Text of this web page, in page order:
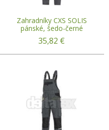
Zahradníky CXS SOLIS
pánské, šedo-černé
35,82 €